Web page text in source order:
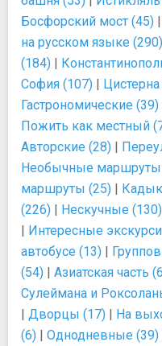
Босфорский мост (45) |
на русском языке (290)
(184) |
София (107) |
Гастрономические (39)
Пожить как местный
Авторские (28) |
Необычные маршруты
маршруты (25) |
(226) | Нескучные (130)
| Интересные
автобусе (13) |
(54) | Азиатская часть
Сулеймана и
| Дворцы (17) | На
(6) | Однодневные (39)